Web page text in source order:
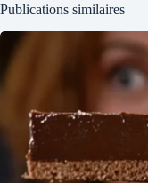
Publications similaires